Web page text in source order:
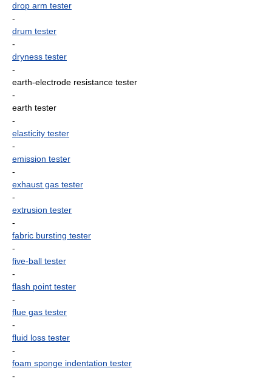
drop arm tester
-
drum tester
-
dryness tester
-
earth-electrode resistance tester
-
earth tester
-
elasticity tester
-
emission tester
-
exhaust gas tester
-
extrusion tester
-
fabric bursting tester
-
five-ball tester
-
flash point tester
-
flue gas tester
-
fluid loss tester
-
foam sponge indentation tester
-